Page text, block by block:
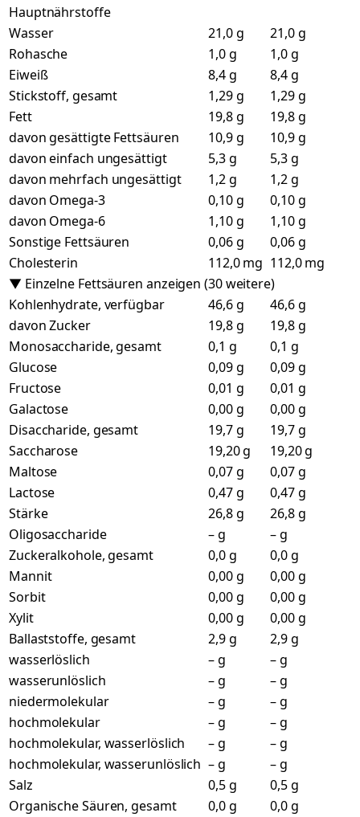
Hauptnährstoffe
Wasser
21,0 g
21,0 g
Rohasche
1,0 g
1,0 g
Eiweiß
8,4 g
8,4 g
Stickstoff, gesamt
1,29 g
1,29 g
Fett
19,8 g
19,8 g
davon gesättigte Fettsäuren
10,9 g
10,9 g
davon einfach ungesättigt
5,3 g
5,3 g
davon mehrfach ungesättigt
1,2 g
1,2 g
davon Omega-3
0,10 g
0,10 g
davon Omega-6
1,10 g
1,10 g
Sonstige Fettsäuren
0,06 g
0,06 g
Cholesterin
112,0 mg 112,0 mg
▼ Einzelne Fettsäuren anzeigen (30 weitere)
Kohlenhydrate, verfügbar
46,6 g
46,6 g
davon Zucker
19,8 g
19,8 g
Monosaccharide, gesamt
0,1 g
0,1 g
Glucose
0,09 g
0,09 g
Fructose
0,01 g
0,01 g
Galactose
0,00 g
0,00 g
Disaccharide, gesamt
19,7 g
19,7 g
Saccharose
19,20 g
19,20 g
Maltose
0,07 g
0,07 g
Lactose
0,47 g
0,47 g
Stärke
26,8 g
26,8 g
Oligosaccharide
– g
– g
Zuckeralkohole, gesamt
0,0 g
0,0 g
Mannit
0,00 g
0,00 g
Sorbit
0,00 g
0,00 g
Xylit
0,00 g
0,00 g
Ballaststoffe, gesamt
2,9 g
2,9 g
wasserlöslich
– g
– g
wasserunlöslich
– g
– g
niedermolekular
– g
– g
hochmolekular
– g
– g
hochmolekular, wasserlöslich
– g
– g
hochmolekular, wasserunlöslich – g
– g
Salz
0,5 g
0,5 g
Organische Säuren, gesamt
0,0 g
0,0 g